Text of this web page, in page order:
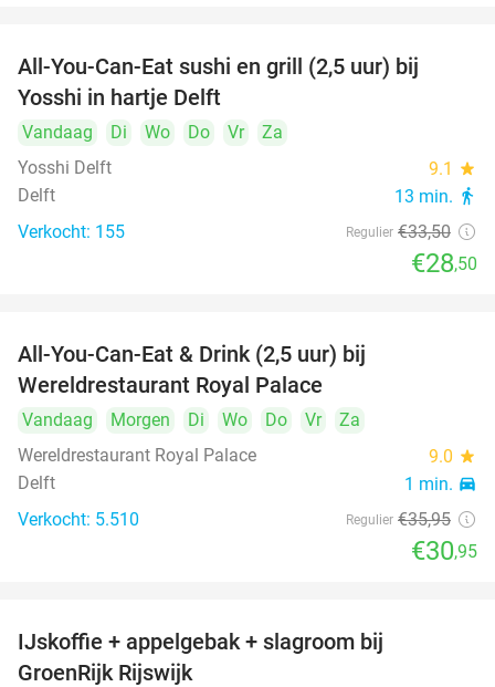
All-You-Can-Eat sushi en grill (2,5 uur) bij
Yosshi in hartje Delft
Vandaag Di Wo Do Vr
Za
Yosshi Delft
9.1 star
Delft 13 min. directions_walk
Verkocht: 155 Regulier €33,50
€28,50
All-You-Can-Eat & Drink (2,5 uur) bij
Wereldrestaurant Royal Palace
Vandaag Morgen Di Wo Do Vr
Za
Wereldrestaurant Royal Palace
9.0 star
Delft 1 min. directions_car
Verkocht: 5.510 Regulier €35,95
€30,95
IJskoffie + appelgebak + slagroom bij
GroenRijk Rijswijk